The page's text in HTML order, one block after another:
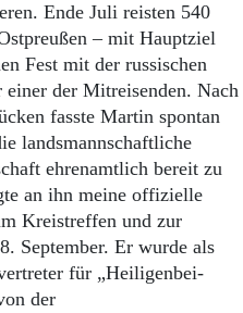
Ende Juli reisten 540
– mit Hauptziel
Fest mit der russischen
der Mitreisenden. Nach
fasste Martin spontan
landsmannschaftliche
ehrenamtlich bereit zu
an ihn meine offizielle
Kreistreffen und zur
September. Er wurde als
für „Heiligenbei-
der